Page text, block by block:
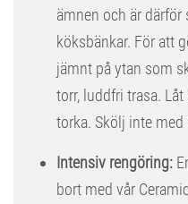
ämnen och är
köksbänkar. För att
jämnt på ytan som
torr, luddfri trasa.
torka. Skölj inte med
Intensiv rengöring:
bort med vår